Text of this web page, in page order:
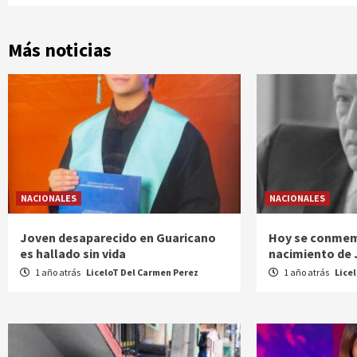
Más noticias
NACIONALES
Joven desaparecido en Guaricano
es hallado sin vida
1 año atrás LiceloT Del Carmen Perez
NACIONALES
Hoy se
nacimiento de
1 año atrás